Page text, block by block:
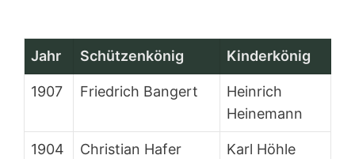
Jahr Schützenkönig Kinderkönig
1907 Friedrich Bangert
Heinrich
Heinemann
1904 Christian Hafer Karl Höhle